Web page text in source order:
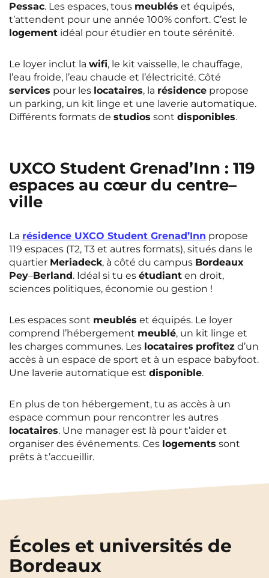
Pessac. Les espaces, tous meublés et équipés,
t’attendent pour une année 100% confort. C’est le
logement idéal pour étudier en toute sérénité.
Le loyer inclut la wifi, le kit vaisselle, le chauffage,
l’eau froide, l’eau chaude et l’électricité. Côté
services pour les locataires, la résidence propose
un parking, un kit linge et une laverie automatique.
Différents formats de studios sont disponibles.
UXCO Student Grenad’Inn : 119
espaces au cœur du centre–
ville
La résidence UXCO Student Grenad’Inn propose
119 espaces (T2, T3 et autres formats), situés dans le
quartier Meriadeck, à côté du campus Bordeaux
Pey–Berland. Idéal si tu es étudiant en droit,
sciences politiques, économie ou gestion !
Les espaces sont meublés et équipés. Le loyer
comprend l’hébergement meublé, un kit linge et
les charges communes. Les locataires profitez d’un
accès à un espace de sport et à un espace babyfoot.
Une laverie automatique est disponible.
En plus de ton hébergement, tu as accès à un
espace commun pour rencontrer les autres
locataires. Une manager est là pour t’aider et
organiser des événements. Ces logements sont
prêts à t’accueillir.
Écoles et universités de
Bordeaux